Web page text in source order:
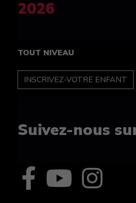
féminine
TOUT NIVEAU
INSCRIPTION
Suivez-nous